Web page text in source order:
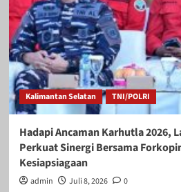
Kalimantan Selatan TNI/POLRI
Hadapi Ancaman Karhutla 2026,
Perkuat Sinergi Bersama
Kesiapsiagaan
admin Juli 8, 2026
0